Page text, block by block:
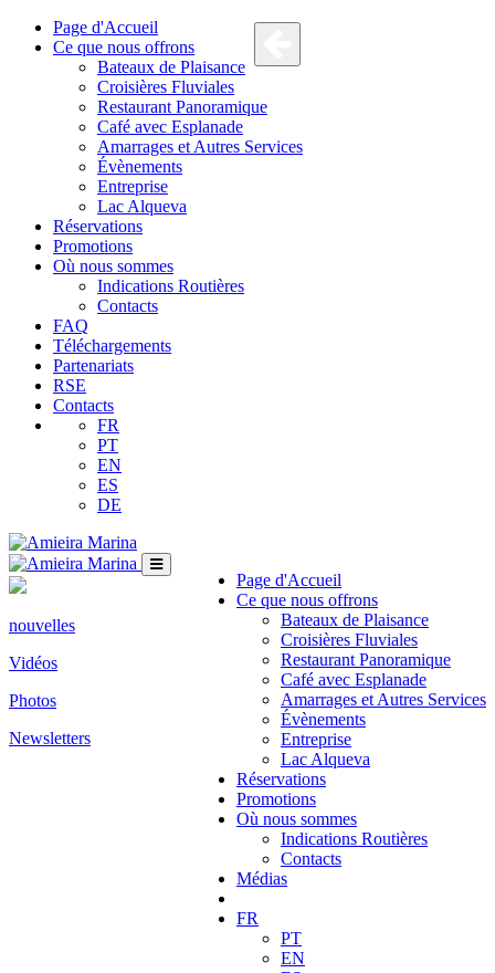
Page d'Accueil
Ce que nous offrons
Bateaux de Plaisance
Croisières Fluviales
Restaurant Panoramique
Café avec Esplanade
Amarrages et Autres Services
Évènements
Entreprise
Lac Alqueva
Réservations
Promotions
Où nous sommes
Indications Routières
Contacts
FAQ
Téléchargements
Partenariats
RSE
Contacts
FR
PT
EN
ES
DE
Page d'Accueil
Ce que nous offrons
Bateaux de Plaisance
Croisières Fluviales
Restaurant Panoramique
Café avec Esplanade
Amarrages et Autres Services
Évènements
Entreprise
Lac Alqueva
Réservations
Promotions
Où nous sommes
Indications Routières
Contacts
Médias
FR
PT
EN
nouvelles
Vidéos
Photos
Newsletters